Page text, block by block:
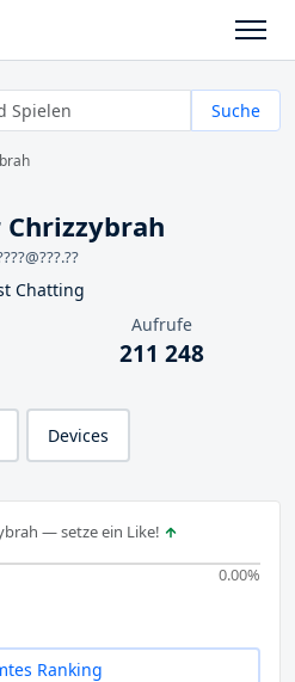
Suche
Chatting
Aufrufe
211 248
Devices
— setze ein Like!
0.00%
Ranking